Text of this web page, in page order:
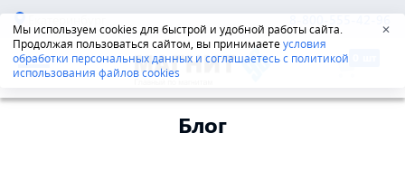
Мы используем cookies для быстрой и удобной работы сайта.
Продолжая пользоваться сайтом, вы принимаетеусловия
обработки персональных данных и соглашаетесь с политикой
использования файлов cookies
✕
Екатеринбург 8-800-555-42-96
Блог